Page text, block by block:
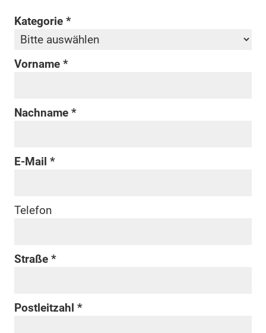
Jede weitere Person/Stunde
Kategorie
Vorname
Nachname
E-Mail
Telefon
Straße
Postleitzahl